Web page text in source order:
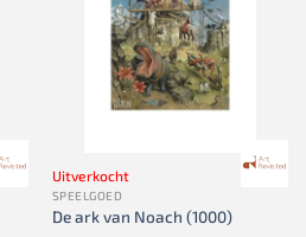
Uitverkocht
SPEELGOED
De ark van Noach (1000)